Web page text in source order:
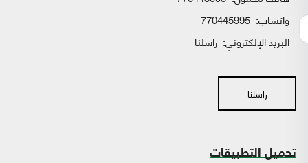
واتساب:
البريد الإلكتروني: راسلنا
راسلنا
تحميل التطبيقات